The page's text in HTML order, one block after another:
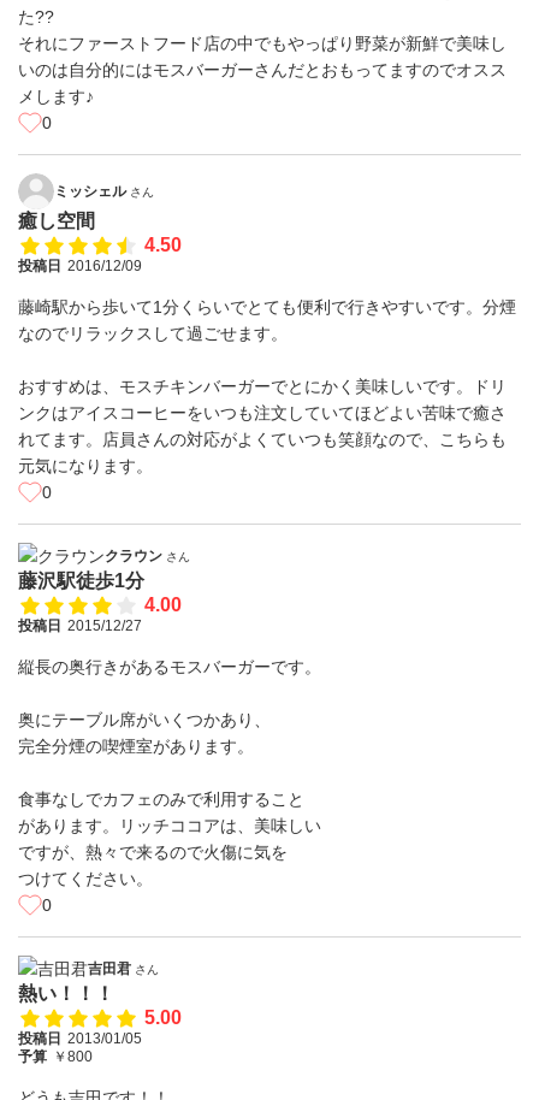
た??
それにファーストフード店の中でもやっぱり野菜が新鮮で美味し
いのは自分的にはモスバーガーさんだとおもってますのでオスス
メします♪
0
ミッシェル さん
癒し空間
4.50
投稿日 2016/12/09
藤崎駅から歩いて1分くらいでとても便利で行きやすいです。分煙
なのでリラックスして過ごせます。
おすすめは、モスチキンバーガーでとにかく美味しいです。ドリ
ンクはアイスコーヒーをいつも注文していてほどよい苦味で癒さ
れてます。店員さんの対応がよくていつも笑顔なので、こちらも
元気になります。
0
クラウン さん
藤沢駅徒歩1分
4.00
投稿日 2015/12/27
縦長の奥行きがあるモスバーガーです。
奥にテーブル席がいくつかあり、
完全分煙の喫煙室があります。
食事なしでカフェのみで利用すること
があります。リッチココアは、美味しい
ですが、熱々で来るので火傷に気を
つけてください。
0
吉田君 さん
熱い！！！
5.00
投稿日 2013/01/05
予算 ￥800